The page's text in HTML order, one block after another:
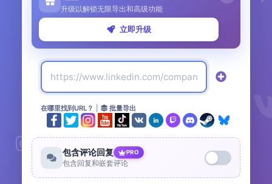
升级以解锁无限导出和高级功能
立即升级
在哪里找到URL？ 批量导出
包含评论回复 PRO
包含回复和嵌套评论